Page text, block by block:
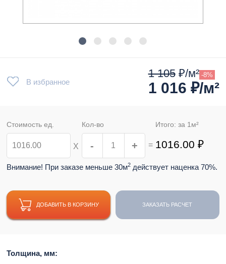
В избранное
1 105₽/м² -8%
1 016 ₽/м²
Стоимость ед.
Х
Кол-во
- + =
Итого: за 1 м²
1016.00 ₽
Внимание! При заказе меньше 30м2 действует наценка 70%.
ДОБАВИТЬ В КОРЗИНУ ЗАКАЗАТЬ РАСЧЕТ
Толщина, мм: